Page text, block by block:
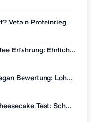
Schmeckt vegan endlich gut? Vetain Proteinriegel Zimtschnecke im Erfahrungsbericht
Sunday Natural Protein Kaffee Erfahrung: Ehrliche Geschmacksbewertung
Sunday Natural Omega 3 Vegan Bewertung: Lohnt sich der Wechsel vom Fischöl?
ESN Designer Bar Lemon Cheesecake Test: Schmeckt wie Zitronenkuchen?